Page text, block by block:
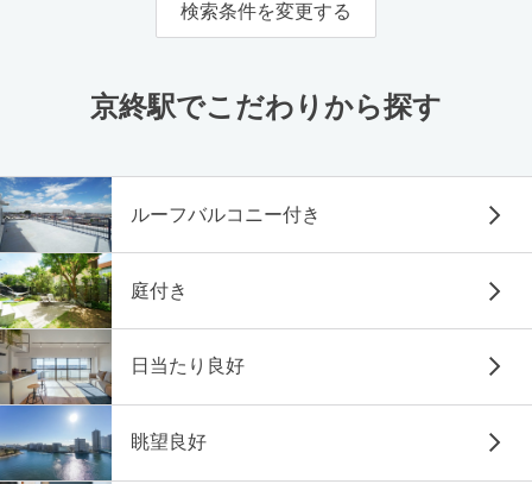
検索条件を変更する
京終駅でこだわりから探す
ルーフバルコニー付き
庭付き
日当たり良好
眺望良好